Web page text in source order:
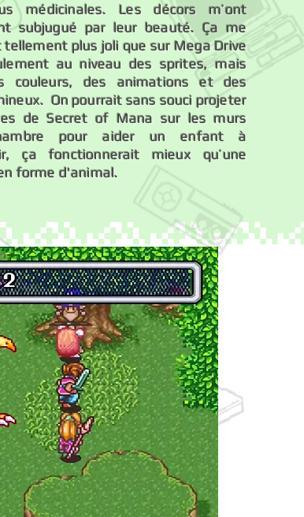
médicinales. Les décors m’ont
subjugué par leur beauté. Ça me
tellement plus joli que sur Mega Drive
au niveau des sprites, mais
couleurs, des animations et des
On pourrait sans souci projeter
de Secret of Mana sur les murs
pour aider un enfant à
ça fonctionnerait mieux qu’une
forme d'animal.